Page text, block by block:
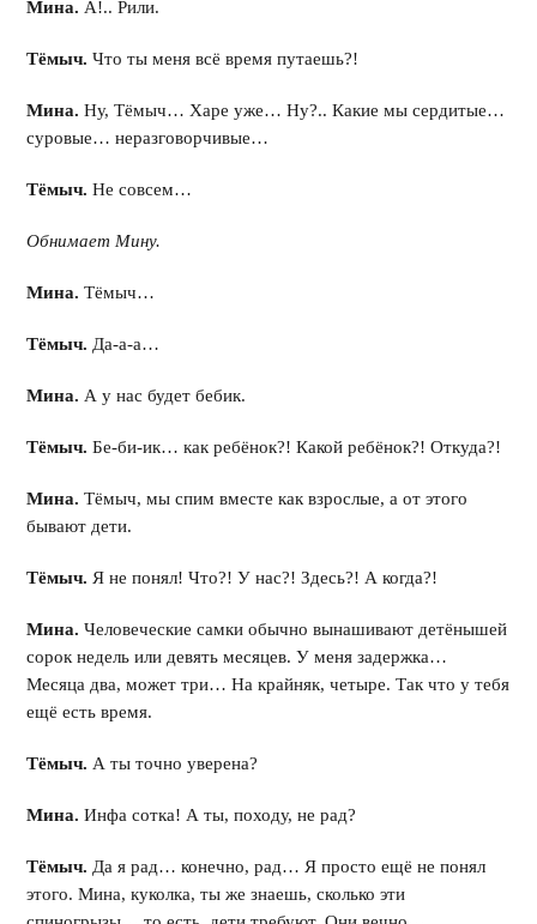
Мина. А!.. Рили.
Тёмыч. Что ты меня всё время путаешь?!
Мина. Ну, Тёмыч… Харе уже… Ну?.. Какие мы сердитые…
суровые… неразговорчивые…
Тёмыч. Не совсем…
Обнимает Мину.
Мина. Тёмыч…
Тёмыч. Да-а-а…
Мина. А у нас будет бебик.
Тёмыч. Бе-би-ик… как ребёнок?! Какой ребёнок?! Откуда?!
Мина. Тёмыч, мы спим вместе как взрослые, а от этого
бывают дети.
Тёмыч. Я не понял! Что?! У нас?! Здесь?! А когда?!
Мина. Человеческие самки обычно вынашивают детёнышей
сорок недель или девять месяцев. У меня задержка…
Месяца два, может три… На крайняк, четыре. Так что у тебя
ещё есть время.
Тёмыч. А ты точно уверена?
Мина. Инфа сотка! А ты, походу, не рад?
Тёмыч. Да я рад… конечно, рад… Я просто ещё не понял
этого. Мина, куколка, ты же знаешь, сколько эти